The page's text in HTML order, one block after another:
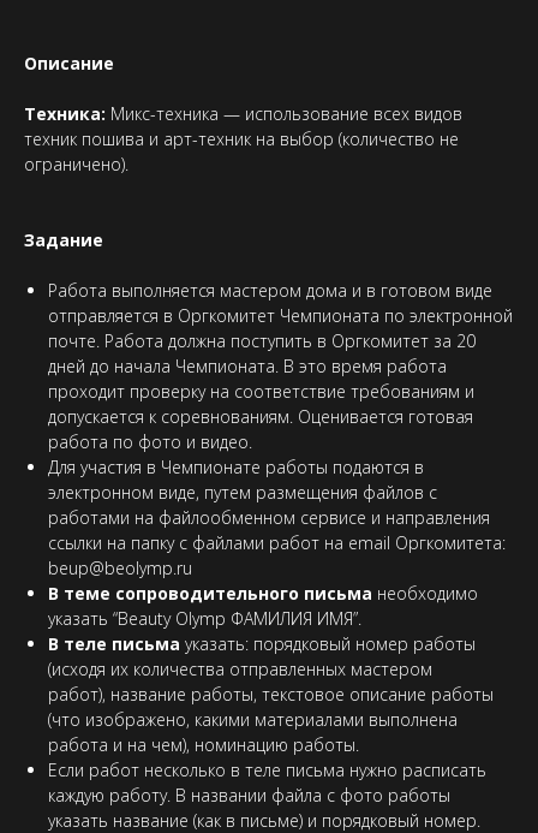
Описание
Техника: Микс-техника — использование всех видов
техник пошива и арт-техник на выбор (количество не
ограничено).
Задание
Работа выполняется мастером дома и в готовом виде
отправляется в Оргкомитет Чемпионата по электронной
почте. Работа должна поступить в Оргкомитет за 20
дней до начала Чемпионата. В это время работа
проходит проверку на соответствие требованиям и
допускается к соревнованиям. Оценивается готовая
работа по фото и видео.
Для участия в Чемпионате работы подаются в
электронном виде, путем размещения файлов с
работами на файлообменном сервисе и направления
ссылки на папку с файлами работ на email Оргкомитета:
beup@beolymp.ru
В теме сопроводительного письма необходимо
указать “Beauty Olymp ФАМИЛИЯ ИМЯ”.
В теле письма указать: порядковый номер работы
(исходя их количества отправленных мастером
работ), название работы, текстовое описание работы
(что изображено, какими материалами выполнена
работа и на чем), номинацию работы.
Если работ несколько в теле письма нужно расписать
каждую работу. В названии файла с фото работы
указать название (как в письме) и порядковый номер.